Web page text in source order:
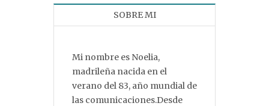
SOBRE MI
Mi nombre es Noelia,
madrileña nacida en el
verano del 83, año mundial de
las comunicaciones.Desde